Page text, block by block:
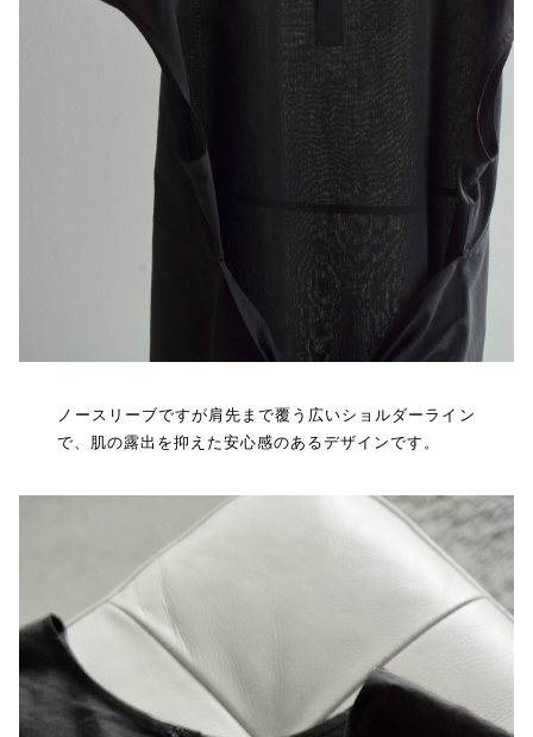
ノースリーブですが肩先まで覆う広いショルダーライン
で、肌の露出を抑えた安心感のあるデザインです。